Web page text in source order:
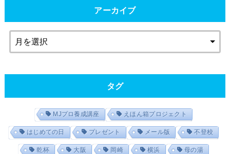
アーカイブ
タグ
MJプロ養成講座 えほん箱プロジェクト
はじめての日 プレゼント メール版 不登校
乾杯 大阪 岡崎 横浜 母の湯